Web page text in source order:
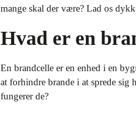
mange skal der være? Lad os
Hvad er en
En brandcelle er en enhed i en
at forhindre brande i at sprede
fungerer de?